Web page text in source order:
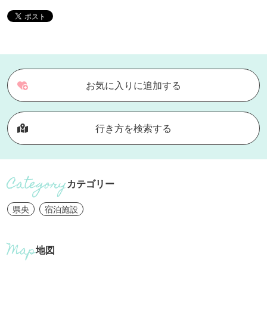
お気に入りに追加する
行き方を検索する
カテゴリー
県央 宿泊施設
地図